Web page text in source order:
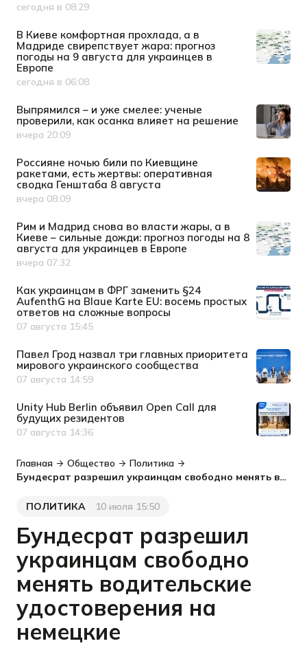
Дата публикации
сегодня в 08:29
В Киеве комфортная прохлада, а в
Мадриде свирепствует жара: прогноз
погоды на 9 августа для украинцев в
Европе
Дата публикации
сегодня в 06:08
Выпрямился – и уже смелее: ученые
проверили, как осанка влияет на решение
Дата публикации
вчера 20:09
Россияне ночью били по Киевщине
ракетами, есть жертвы: оперативная
сводка Генштаба 8 августа
Дата публикации
вчера 08:09
Рим и Мадрид снова во власти жары, а в
Киеве – сильные дожди: прогноз погоды на 8
августа для украинцев в Европе
Дата публикации
вчера 07:32
Как украинцам в ФРГ заменить §24
AufenthG на Blaue Karte EU: восемь простых
ответов на сложные вопросы
Дата публикации
07 августа 15:45
Павел Грод назвал три главных приоритета
мирового украинского сообщества
Дата публикации
07 августа 14:59
Unity Hub Berlin объявил Open Call для
будущих резидентов
Дата публикации
07 августа 14:36
Главная Общество
Политика
Бундесрат разрешил украинцам свободно менять водительские удостоверения на немецкие
Категория
ПОЛИТИКА
Дата публикации
10 июля 15:50
Бундесрат разрешил
украинцам свободно
менять водительские
удостоверения на
немецкие